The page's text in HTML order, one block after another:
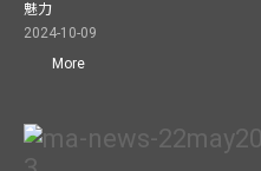
魅力
2024-10-09
More